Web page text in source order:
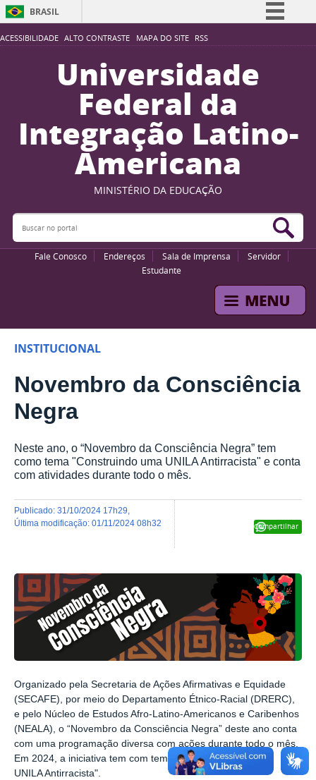
ACESSIBILIDADE ALTO CONTRASTE MAPA DO SITE RSS
BRASIL
Simplifique!
Participe
Acesso à informação
Legislação
Canais
Universidade
Federal da
Integração Latino-
Americana
MINISTÉRIO DA EDUCAÇÃO
Buscar no portal
Fale Conosco Endereços Sala de Imprensa
Servidor
Estudante
INSTITUCIONAL
Novembro da Consciência
Negra
Neste ano, o “Novembro da Consciência Negra” tem
como tema "Construindo uma UNILA Antirracista" e conta
com atividades durante todo o mês.
Compartilhar
publicado: 31/10/2024 17h29
última modificação: 01/11/2024 08h32
Organizado pela Secretaria de Ações Afirmativas e Equidade
(SECAFE), por meio do Departamento Étnico-Racial (DRERC),
e pelo Núcleo de Estudos Afro-Latino-Americanos e Caribenhos
(NEALA), o “Novembro da Consciência Negra” deste ano conta
com uma programação diversa com ações durante todo o mês.
Em 2024, a iniciativa tem com temática "Construindo uma
UNILA Antirracista".